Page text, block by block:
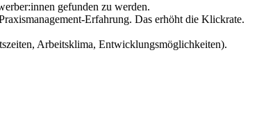
gefunden zu werden.
Erfahrung. Das erhöht die Klickrate.
Arbeitsklima, Entwicklungsmöglichkeiten).